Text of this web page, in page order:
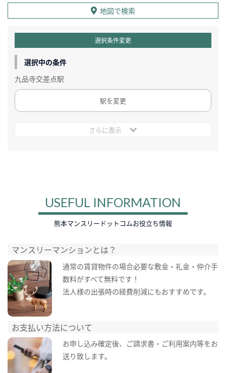
地図で検索
選択条件変更
選択中の条件
九品寺交差点駅
駅を変更
さらに表示
USEFUL INFORMATION
熊本マンスリードットコムお役立ち情報
マンスリーマンションとは？
通常の賃貸物件の場合必要な敷金・礼金・仲介手
数料がすべて無料です！
法人様の出張時の経費削減にもおすすめです。
お支払い方法について
お申し込み確定後、ご請求書・ご利用案内等をお
送り致します。